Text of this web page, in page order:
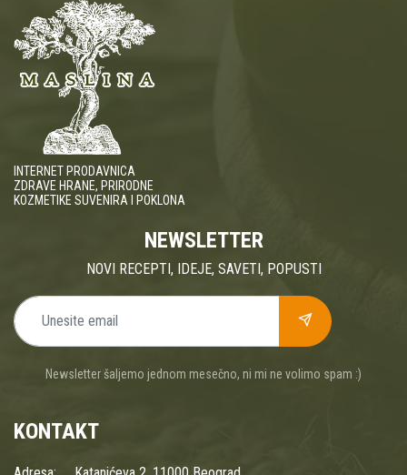
INTERNET PRODAVNICA
ZDRAVE HRANE, PRIRODNE
KOZMETIKE SUVENIRA I POKLONA
NEWSLETTER
NOVI RECEPTI, IDEJE, SAVETI, POPUSTI
Newsletter šaljemo jednom mesečno, ni mi ne volimo spam :)
KONTAKT